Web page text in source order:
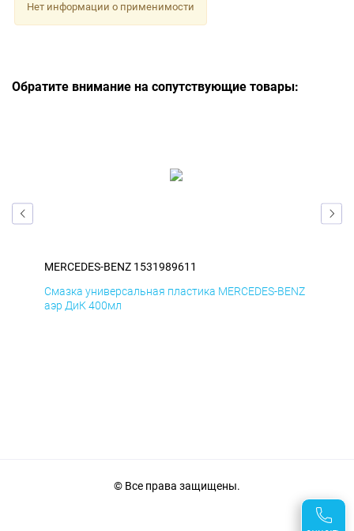
Нет информации о применимости
Обратите внимание на сопутствующие товары:
MERCEDES-BENZ 1531989611
Смазка универсальная пластика MERCEDES-BENZ
аэр ДиК 400мл
© Все права защищены.